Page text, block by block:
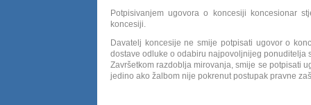
Potpisivanjem ugovora o koncesiji koncesionar
koncesiji.
Davatelj koncesije ne smije potpisati ugovor o
dostave odluke o odabiru najpovoljnijeg ponuditelja
Završetkom razdoblja mirovanja, smije se potpisati
jedino ako žalbom nije pokrenut postupak pravne